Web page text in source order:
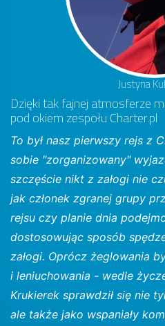
Justyna
Dzięki tak fajnej atmosferze
pod okiem zespołu Charter.pl
To był nasz pierwszy rejs z
sobie "zorganizowany"
szczęście nikt z załogi nie
jak członek zgranej grupy
rejsu czy planie dnia
dostosowując sposób
załogi. Oprócz żeglowania
i leniuchowania - wedle
Krukierek sprawdził się nie
ale także jako wspaniały